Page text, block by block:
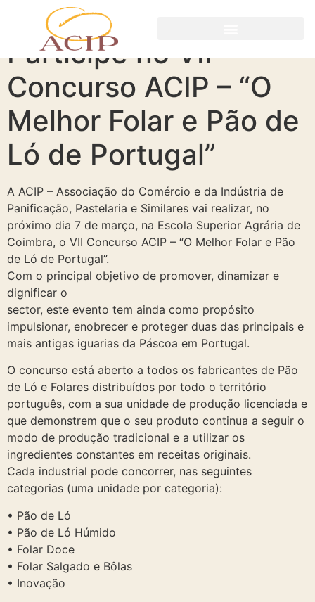
Participe no VII
Concurso ACIP – “O
Melhor Folar e Pão de
Ló de Portugal”
A ACIP – Associação do Comércio e da Indústria de
Panificação, Pastelaria e Similares vai realizar, no
próximo dia 7 de março, na Escola Superior Agrária de
Coimbra, o VII Concurso ACIP – “O Melhor Folar e Pão
de Ló de Portugal”.
Com o principal objetivo de promover, dinamizar e
dignificar o
sector, este evento tem ainda como propósito
impulsionar, enobrecer e proteger duas das principais e
mais antigas iguarias da Páscoa em Portugal.
O concurso está aberto a todos os fabricantes de Pão
de Ló e Folares distribuídos por todo o território
português, com a sua unidade de produção licenciada e
que demonstrem que o seu produto continua a seguir o
modo de produção tradicional e a utilizar os
ingredientes constantes em receitas originais.
Cada industrial pode concorrer, nas seguintes
categorias (uma unidade por categoria):
• Pão de Ló
• Pão de Ló Húmido
• Folar Doce
• Folar Salgado e Bôlas
• Inovação